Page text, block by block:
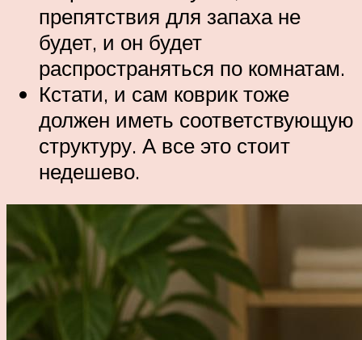
препятствия для запаха не
будет, и он будет
распространяться по комнатам.
Кстати, и сам коврик тоже
должен иметь соответствующую
структуру. А все это стоит
недешево.